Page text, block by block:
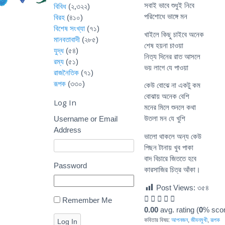
সবাই ভাবে শুধুই নিবে
পরিশোধে ভাঙ্গে মন
খাইলে কিছু চাইবে অনেক
শেষ হয়না চাওয়া
নিত্য দিনের রাত আসলে
ভয় লাগে যে পাওয়া
কেউ বোঝে না একটু কম
বোঝায় অনেক বেশি
মনের মিলে শুনলে কথা
উতলা মন যে খুশি
ভালো থাকলে অন্য কেউ
পিছন টানায় খুব পাকা
বাদ বিচারে জিততে হবে
কারসাজির চিত্র আঁকা।
Post Views: ৩৫৪
0.00 avg. rating (0%
কবিতার বিষয়: আপনজন, জীবনমুখী,রূপক
বিবিধ (২,৩২২)
বিরহ (৪১০)
বিশেষ সংখ্যা (৭১)
মানবতাবাদী (২৮৫)
যুদ্ধ (৫৪)
রম্য (৫১)
রাজনৈতিক (৭১)
রূপক (৩৩০)
Log In
Username or Email
Address
Password
Remember Me
Log In